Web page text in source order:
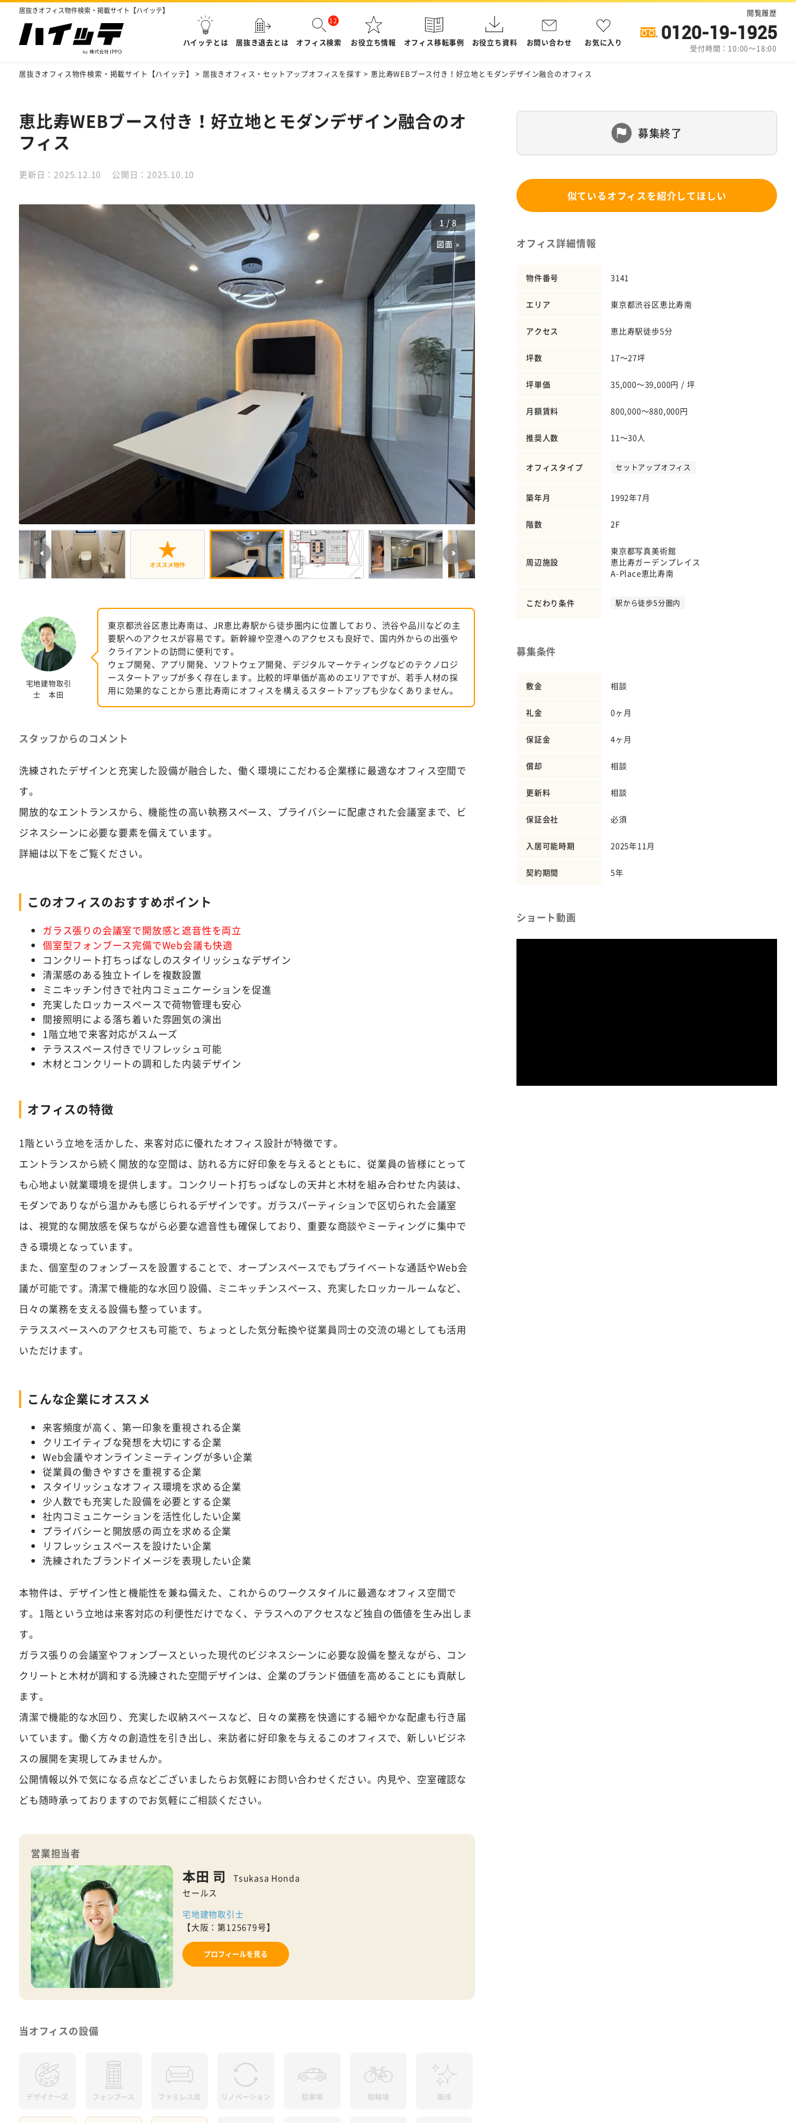
居抜きオフィス物件検索・掲載サイト【ハイッテ】
ハイッテとは 居抜き退去とは オフィス検索 お役立ち情報 オフィス移転事例 お役立ち資料 お問い合わせ お気に入り
閲覧履歴
0120-19-1925
受付時間：10:00～18:00
居抜きオフィス物件検索・掲載サイト【ハイッテ】 > 居抜きオフィス・セットアップオフィスを探す >恵比寿WEBブース付き！好立地とモダンデザイン融合のオフィス
恵比寿WEBブース付き！好立地とモダンデザイン融合のオ
フィス
更新日：2025.12.10 公開日：2025.10.10
1/8
図面 »
宅地建物取引
士 本田
東京都渋谷区恵比寿南は、JR恵比寿駅から徒歩圏内に位置しており、渋谷や品川などの主
要駅へのアクセスが容易です。新幹線や空港へのアクセスも良好で、国内外からの出張や
クライアントの訪問に便利です。
ウェブ開発、アプリ開発、ソフトウェア開発、デジタルマーケティングなどのテクノロジ
ースタートアップが多く存在します。比較的坪単価が高めのエリアですが、若手人材の採
用に効果的なことから恵比寿南にオフィスを構えるスタートアップも少なくありません。
募集終了
似ているオフィスを紹介してほしい
オフィス詳細情報
物件番号 3141
エリア 東京都渋谷区恵比寿南
アクセス 恵比寿駅徒歩5分
坪数 17～27坪
坪単価 35,000～39,000円 / 坪
月額賃料 800,000～880,000円
推奨人数 11～30人
オフィスタイプ セットアップオフィス
築年月 1992年7月
階数 2F
周辺施設
東京都写真美術館
恵比寿ガーデンプレイス
A-Place恵比寿南
こだわり条件 駅から徒歩5分圏内
募集条件
敷金 相談
礼金 0ヶ月
保証金 4ヶ月
償却 相談
更新料 相談
保証会社 必須
入居可能時期 2025年11月
契約期間 5年
ショート動画
スタッフからのコメント
洗練されたデザインと充実した設備が融合した、働く環境にこだわる企業様に最適なオフィス空間で
す。
開放的なエントランスから、機能性の高い執務スペース、プライバシーに配慮された会議室まで、ビ
ジネスシーンに必要な要素を備えています。
詳細は以下をご覧ください。
このオフィスのおすすめポイント
ガラス張りの会議室で開放感と遮音性を両立
個室型フォンブース完備でWeb会議も快適
コンクリート打ちっぱなしのスタイリッシュなデザイン
清潔感のある独立トイレを複数設置
ミニキッチン付きで社内コミュニケーションを促進
充実したロッカースペースで荷物管理も安心
間接照明による落ち着いた雰囲気の演出
1階立地で来客対応がスムーズ
テラススペース付きでリフレッシュ可能
木材とコンクリートの調和した内装デザイン
オフィスの特徴
1階という立地を活かした、来客対応に優れたオフィス設計が特徴です。
エントランスから続く開放的な空間は、訪れる方に好印象を与えるとともに、従業員の皆様にとって
も心地よい就業環境を提供します。コンクリート打ちっぱなしの天井と木材を組み合わせた内装は、
モダンでありながら温かみも感じられるデザインです。ガラスパーティションで区切られた会議室
は、視覚的な開放感を保ちながら必要な遮音性も確保しており、重要な商談やミーティングに集中で
きる環境となっています。
また、個室型のフォンブースを設置することで、オープンスペースでもプライベートな通話やWeb会
議が可能です。清潔で機能的な水回り設備、ミニキッチンスペース、充実したロッカールームなど、
日々の業務を支える設備も整っています。
テラススペースへのアクセスも可能で、ちょっとした気分転換や従業員同士の交流の場としても活用
いただけます。
こんな企業にオススメ
来客頻度が高く、第一印象を重視される企業
クリエイティブな発想を大切にする企業
Web会議やオンラインミーティングが多い企業
従業員の働きやすさを重視する企業
スタイリッシュなオフィス環境を求める企業
少人数でも充実した設備を必要とする企業
社内コミュニケーションを活性化したい企業
プライバシーと開放感の両立を求める企業
リフレッシュスペースを設けたい企業
洗練されたブランドイメージを表現したい企業
本物件は、デザイン性と機能性を兼ね備えた、これからのワークスタイルに最適なオフィス空間で
す。1階という立地は来客対応の利便性だけでなく、テラスへのアクセスなど独自の価値を生み出しま
す。
ガラス張りの会議室やフォンブースといった現代のビジネスシーンに必要な設備を整えながら、コン
クリートと木材が調和する洗練された空間デザインは、企業のブランド価値を高めることにも貢献し
ます。
清潔で機能的な水回り、充実した収納スペースなど、日々の業務を快適にする細やかな配慮も行き届
いています。働く方々の創造性を引き出し、来訪者に好印象を与えるこのオフィスで、新しいビジネ
スの展開を実現してみませんか。
公開情報以外で気になる点などございましたらお気軽にお問い合わせください。内見や、空室確認な
ども随時承っておりますのでお気軽にご相談ください。
営業担当者
本田 司
Tsukasa Honda
セールス
宅地建物取引士
【大阪：第125679号】
プロフィールを見る
当オフィスの設備